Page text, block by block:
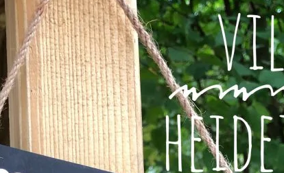
Daghoreca :
30 juillet, notre service de
pourrez cependant toujours
chambres).
jusqu'au dimanche 1er août, nous
vous accueillir de 9h00 à 17h30.
9 août, nous serons entièrement
compris pour les nuitées).